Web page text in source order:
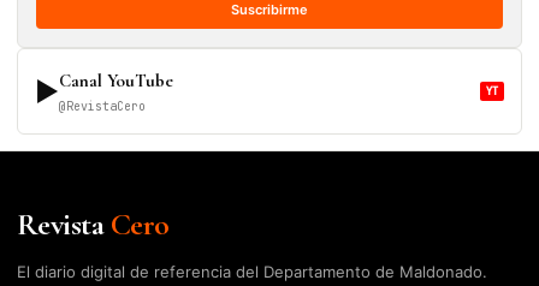
Suscribirme
▶Canal YouTube
@RevistaCero
YT
RevistaCero
El diario digital de referencia del Departamento de Maldonado.